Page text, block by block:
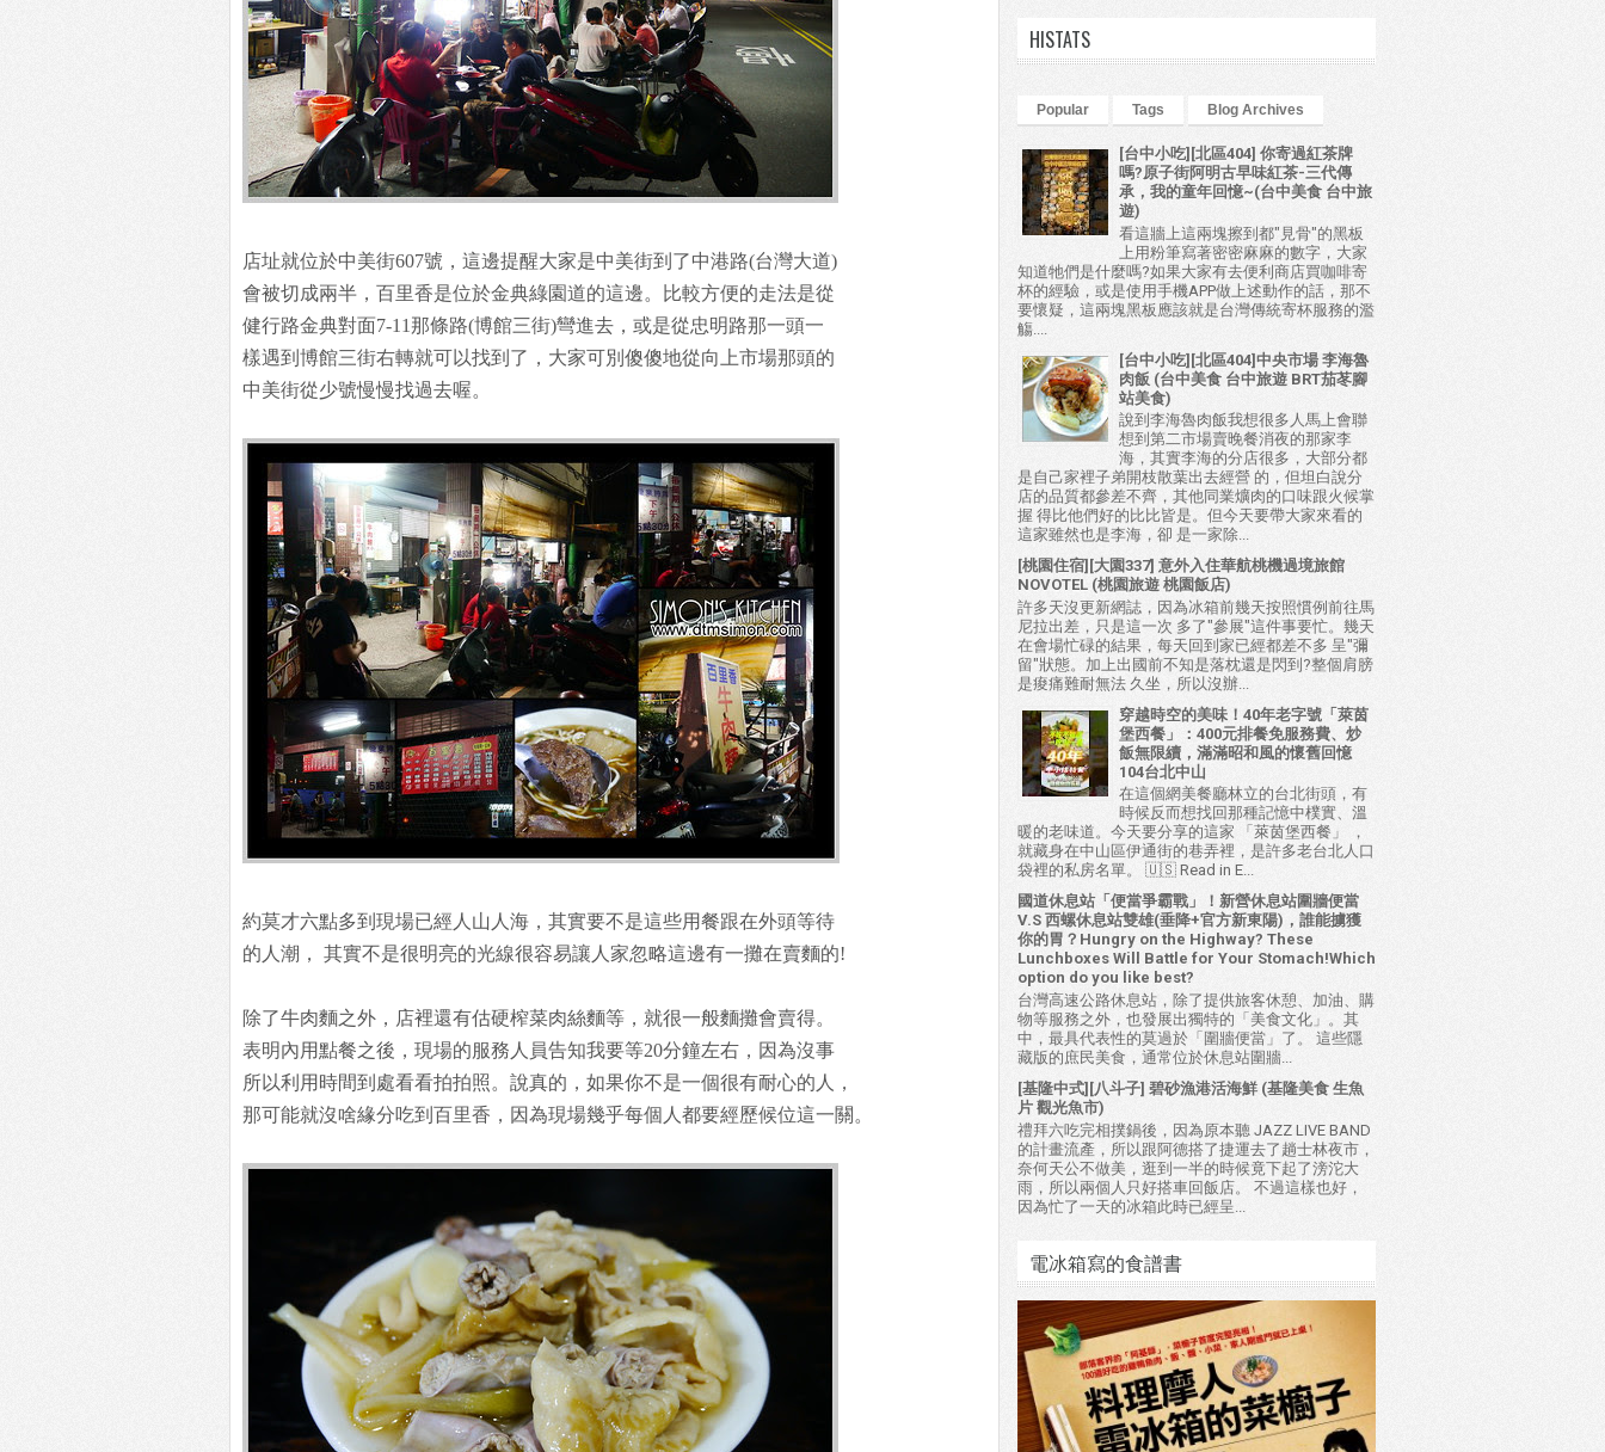
店址就位於中美街607號，這邊提醒大家是中美街到了中港路(台灣大道)
會被切成兩半，百里香是位於金典綠園道的這邊。比較方便的走法是從
健行路金典對面7-11那條路(博館三街)彎進去，或是從忠明路那一頭一
樣遇到博館三街右轉就可以找到了，大家可別傻傻地從向上市場那頭的
中美街從少號慢慢找過去喔。
約莫才六點多到現場已經人山人海，其實要不是這些用餐跟在外頭等待
的人潮， 其實不是很明亮的光線很容易讓人家忽略這邊有一攤在賣麵的!
除了牛肉麵之外，店裡還有估硬榨菜肉絲麵等，就很一般麵攤會賣得。
表明內用點餐之後，現場的服務人員告知我要等20分鐘左右，因為沒事
所以利用時間到處看看拍拍照。說真的，如果你不是一個很有耐心的人，
那可能就沒啥緣分吃到百里香，因為現場幾乎每個人都要經歷候位這一關。
HISTATS
Popular Tags Blog Archives
[台中小吃][北區404] 你寄過紅茶牌
嗎?原子街阿明古早味紅茶-三代傳
承，我的童年回憶~(台中美食 台中旅
遊)
看這牆上這兩塊擦到都"見骨"的黑板
上用粉筆寫著密密麻麻的數字，大家
知道牠們是什麼嗎?如果大家有去便利商店買咖啡寄
杯的經驗，或是使用手機APP做上述動作的話，那不
要懷疑，這兩塊黑板應該就是台灣傳統寄杯服務的濫
觴....
[台中小吃][北區404]中央市場 李海魯
肉飯 (台中美食 台中旅遊 BRT茄苳腳
站美食)
說到李海魯肉飯我想很多人馬上會聯
想到第二市場賣晚餐消夜的那家李
海，其實李海的分店很多，大部分都
是自己家裡子弟開枝散葉出去經營 的，但坦白說分
店的品質都參差不齊，其他同業爌肉的口味跟火候掌
握 得比他們好的比比皆是。但今天要帶大家來看的
這家雖然也是李海，卻 是一家除...
[桃園住宿][大園337] 意外入住華航桃機過境旅館
NOVOTEL (桃園旅遊 桃園飯店)
許多天沒更新網誌，因為冰箱前幾天按照慣例前往馬
尼拉出差，只是這一次 多了"參展"這件事要忙。幾天
在會場忙碌的結果，每天回到家已經都差不多 呈"彌
留"狀態。加上出國前不知是落枕還是閃到?整個肩膀
是痠痛難耐無法 久坐，所以沒辦...
穿越時空的美味！40年老字號「萊茵
堡西餐」：400元排餐免服務費、炒
飯無限續，滿滿昭和風的懷舊回憶
104台北中山
在這個網美餐廳林立的台北街頭，有
時候反而想找回那種記憶中樸實、溫
暖的老味道。今天要分享的這家 「萊茵堡西餐」 ，
就藏身在中山區伊通街的巷弄裡，是許多老台北人口
袋裡的私房名單。 🇺🇸 Read in E...
國道休息站「便當爭霸戰」！新營休息站圍牆便當
V.S 西螺休息站雙雄(垂降+官方新東陽)，誰能擄獲
你的胃？Hungry on the Highway? These
Lunchboxes Will Battle for Your Stomach!Which
option do you like best?
台灣高速公路休息站，除了提供旅客休憩、加油、購
物等服務之外，也發展出獨特的「美食文化」。其
中，最具代表性的莫過於「圍牆便當」了。 這些隱
藏版的庶民美食，通常位於休息站圍牆...
[基隆中式][八斗子] 碧砂漁港活海鮮 (基隆美食 生魚
片 觀光魚市)
禮拜六吃完相撲鍋後，因為原本聽 JAZZ LIVE BAND
的計畫流產，所以跟阿德搭了捷運去了趟士林夜市，
奈何天公不做美，逛到一半的時候竟下起了滂沱大
雨，所以兩個人只好搭車回飯店。 不過這樣也好，
因為忙了一天的冰箱此時已經呈...
電冰箱寫的食譜書